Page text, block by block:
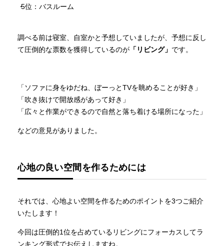
5位：バスルーム
調べる前は寝室、自室かと予想していましたが、予想に反し
て圧倒的な票数を獲得しているのが 「リビング」 です。
「ソファに身をゆだね、ぼーっとTVを眺めることが好き」
「吹き抜けで開放感があって好き」
「広々と作業ができるので自然と落ち着ける場所になった」
などの意見がありました。
心地の良い空間を作るためには
それでは、心地よい空間を作るためのポイントを3つご紹介
いたします！
今回は圧倒的1位を占めているリビングにフォーカスしてラ
ンキング形式でお伝えしますね。